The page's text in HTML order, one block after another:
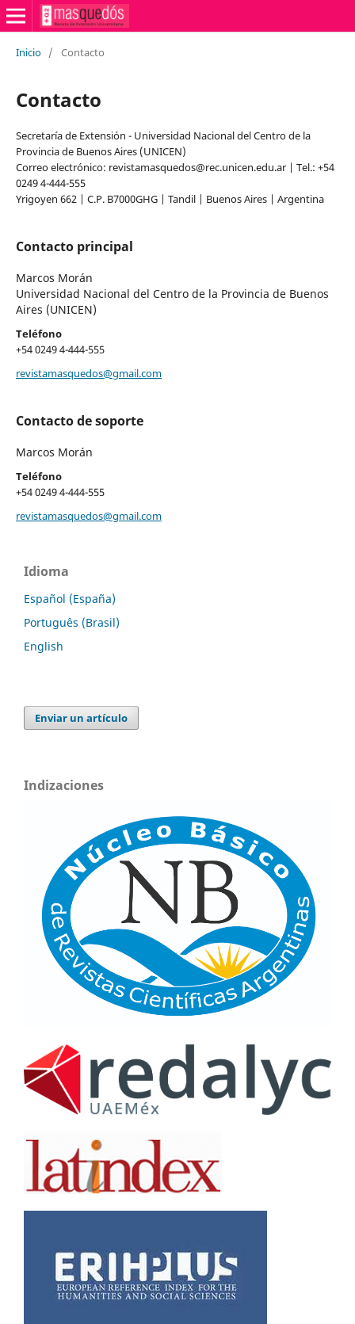
Inicio / Contacto
Contacto
Secretaría de Extensión - Universidad Nacional del Centro de la
Provincia de Buenos Aires (UNICEN)
Correo electrónico: revistamasquedos@rec.unicen.edu.ar | Tel.: +54
0249 4-444-555
Yrigoyen 662 | C.P. B7000GHG | Tandil | Buenos Aires | Argentina
Contacto principal
Marcos Morán
Universidad Nacional del Centro de la Provincia de Buenos
Aires (UNICEN)
Teléfono
+54 0249 4-444-555
revistamasquedos@gmail.com
Contacto de soporte
Marcos Morán
Teléfono
+54 0249 4-444-555
revistamasquedos@gmail.com
Idioma
Español (España)
Português (Brasil)
English
Enviar un artículo
Indizaciones